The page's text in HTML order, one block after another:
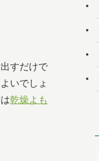
すだけで
いでしょ
乾燥よも